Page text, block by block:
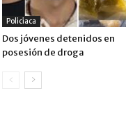
Policiaca
Dos jóvenes detenidos en
posesión de droga